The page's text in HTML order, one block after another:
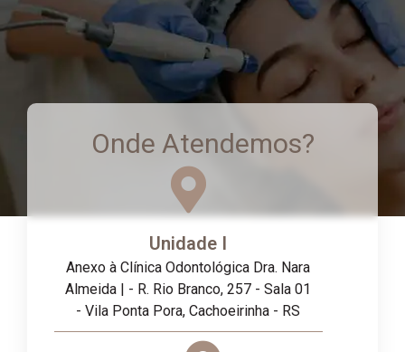
Onde Atendemos?
Unidade I
Anexo à Clínica Odontológica Dra. Nara
Almeida | - R. Rio Branco, 257 - Sala 01
- Vila Ponta Pora, Cachoeirinha - RS